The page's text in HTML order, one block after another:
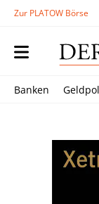
Zur PLATOW Börse
Banken